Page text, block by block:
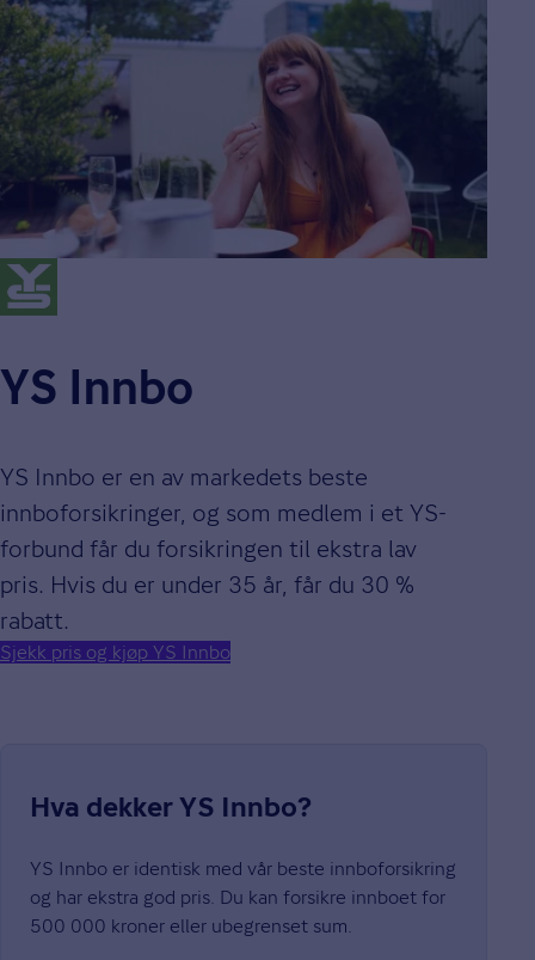
YS Innbo
YS Innbo er en av markedets beste
innboforsikringer, og som medlem i et YS-
forbund får du forsikringen til ekstra lav
pris. Hvis du er under 35 år, får du 30 %
rabatt.
Sjekk pris og kjøp YS Innbo
Hva dekker YS Innbo?
YS Innbo er identisk med vår beste innboforsikring
og har ekstra god pris. ​Du kan forsikre innboet for
500 000 kroner eller ubegrenset sum.